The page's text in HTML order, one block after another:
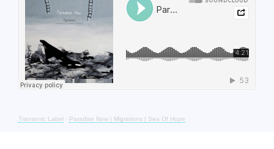
Transonic Label · Paradise Now | Migrations | Sea Of Hope